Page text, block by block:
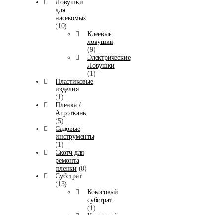
Ловушки
для
насекомых
(10)
Клеевые
ловушки
(9)
Электрические
Ловушки
(1)
Пластиковые
изделия
(1)
Пленка /
Агроткань
(5)
Садовые
инструменты
(1)
Скотч для
ремонта
пленки (0)
Субстрат
(13)
Кокосовый
субстрат
(1)